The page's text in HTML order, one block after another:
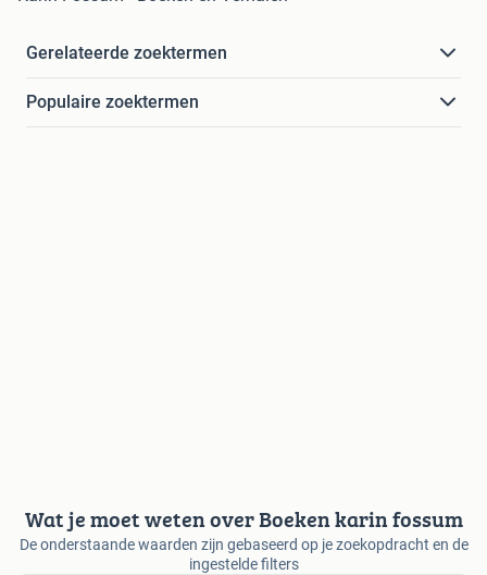
Gerelateerde zoektermen
Populaire zoektermen
Wat je moet weten over Boeken karin fossum
De onderstaande waarden zijn gebaseerd op je zoekopdracht en de
ingestelde filters